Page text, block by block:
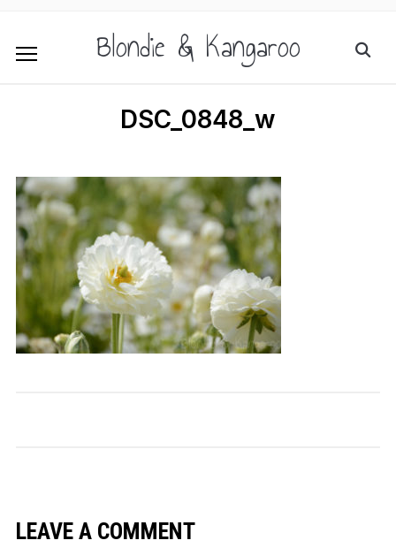
Blondie & Kangaroo
DSC_0848_w
LEAVE A COMMENT